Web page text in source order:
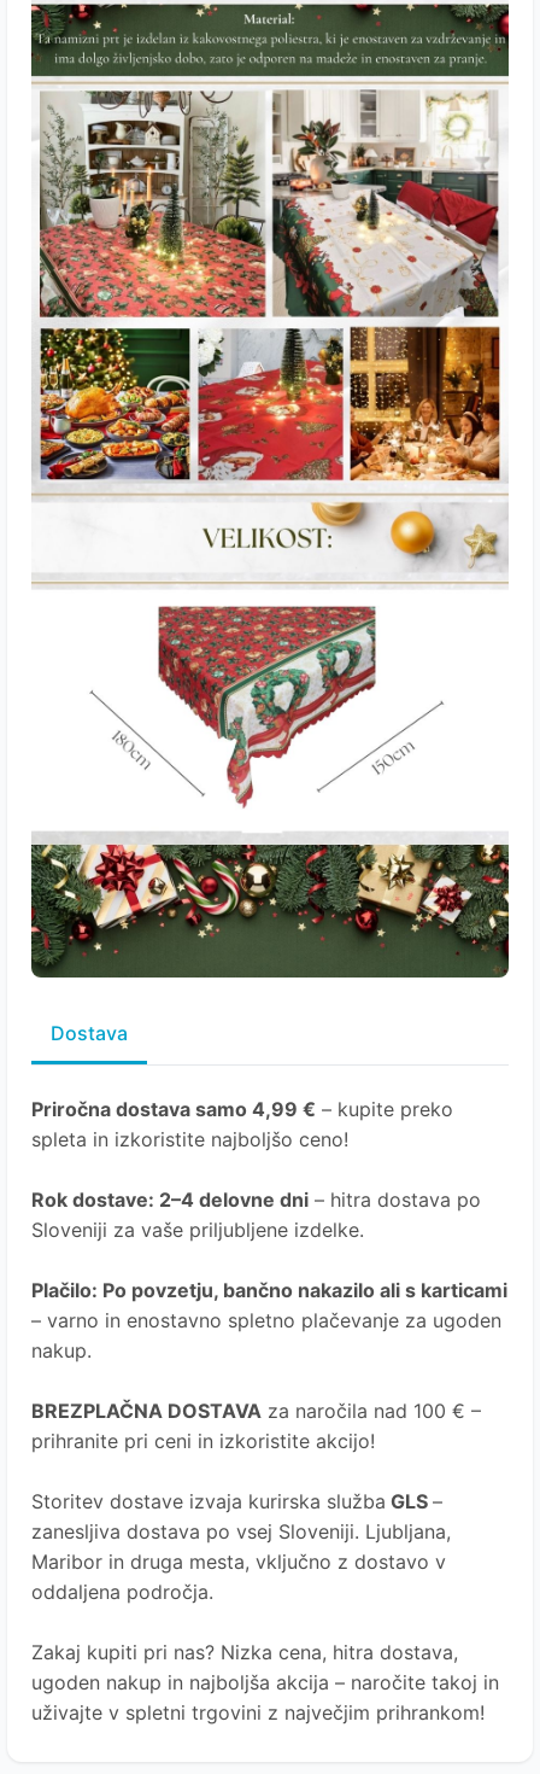
Dostava
Priročna dostava samo 4,99 € – kupite preko
spleta in izkoristite najboljšo ceno!
Rok dostave: 2–4 delovne dni – hitra dostava po
Sloveniji za vaše priljubljene izdelke.
Plačilo: Po povzetju, bančno nakazilo ali s karticami
– varno in enostavno spletno plačevanje za ugoden
nakup.
BREZPLAČNA DOSTAVA za naročila nad 100 € –
prihranite pri ceni in izkoristite akcijo!
Storitev dostave izvaja kurirska služba GLS –
zanesljiva dostava po vsej Sloveniji. Ljubljana,
Maribor in druga mesta, vključno z dostavo v
oddaljena področja.
Zakaj kupiti pri nas? Nizka cena, hitra dostava,
ugoden nakup in najboljša akcija – naročite takoj in
uživajte v spletni trgovini z največjim prihrankom!